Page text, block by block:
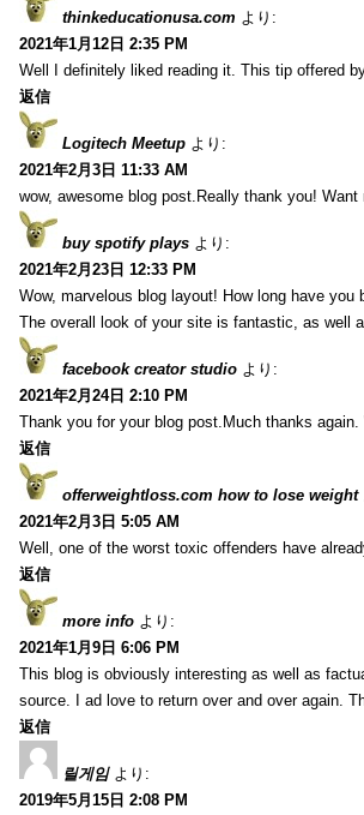
thinkeducationusa.com より:
2021年1月12日 2:35 PM
Well I definitely liked reading it. This tip offered
返信
Logitech Meetup より:
2021年2月3日 11:33 AM
wow, awesome blog post.Really thank you! Want
buy spotify plays より:
2021年2月23日 12:33 PM
Wow, marvelous blog layout! How long have
The overall look of your site is fantastic, as well
facebook creator studio より:
2021年2月24日 2:10 PM
Thank you for your blog post.Much thanks again.
返信
offerweightloss.com how to lose weight
2021年2月3日 5:05 AM
Well, one of the worst toxic offenders have
返信
more info より:
2021年1月9日 6:06 PM
This blog is obviously interesting as well as
source. I ad love to return over and over again.
返信
릴게임 より:
2019年5月15日 2:08 PM